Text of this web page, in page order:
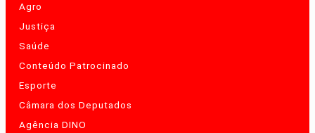
Agro
Justiça
Saúde
Conteúdo Patrocinado
Esporte
Câmara dos Deputados
Agência DINO